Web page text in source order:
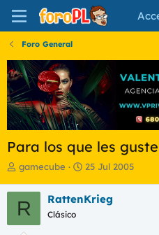
Foro General
Para los que les
I
i
c
i
a
gamecube
F
h
25 Jul 2005
R RattenKrieg
Clásico